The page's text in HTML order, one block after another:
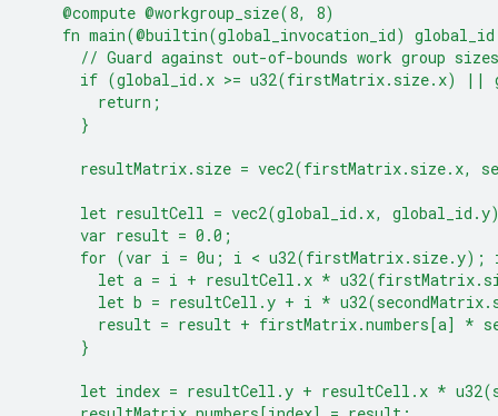
    @compute @workgroup_size(8, 8)
fn main(@builtin(global_invocation_id)
      // Guard against out-of-bounds work group sizes
if (global_id.x >= u32(firstMatrix.size.x) ||
        return;
      }
resultMatrix.size = vec2(firstMatrix.size.x,
let resultCell = vec2(global_id.x,
      var result = 0.0;
for (var i = 0u; i < u32(firstMatrix.size.y);
let a = i + resultCell.x *
let b = resultCell.y + i *
result = result + firstMatrix.numbers[a] *
      }
let index = resultCell.y + resultCell.x *